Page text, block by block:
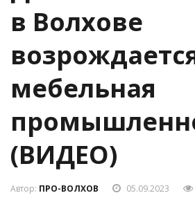
Династия
в Волхове
возрождается
мебельная
(ВИДЕО)